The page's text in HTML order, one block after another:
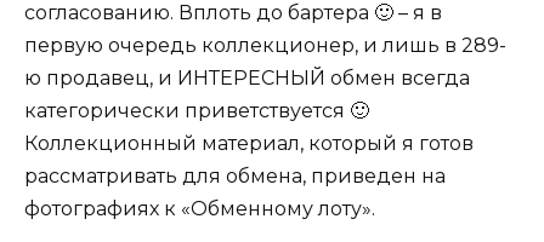
согласованию. Вплоть до бартера 🙂 – я в
первую очередь коллекционер, и лишь в 289-
ю продавец, и ИНТЕРЕСНЫЙ обмен всегда
категорически приветствуется 🙂
Коллекционный материал, который я готов
рассматривать для обмена, приведен на
фотографиях к «Обменному лоту».